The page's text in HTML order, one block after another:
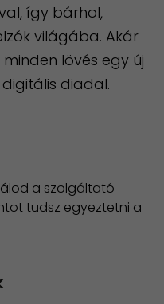
így bárhol,
világába. Akár
lövés egy új
diadal.
a szolgáltató
tudsz egyeztetni a